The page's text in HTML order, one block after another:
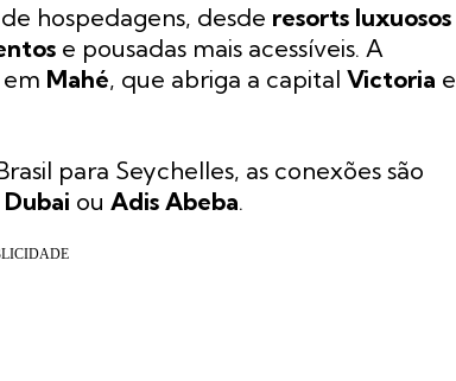
hospedagens, desde resorts luxuosos
e pousadas mais acessíveis. A
Mahé, que abriga a capital Victoria e
para Seychelles, as conexões são
Dubai ou Adis Abeba.